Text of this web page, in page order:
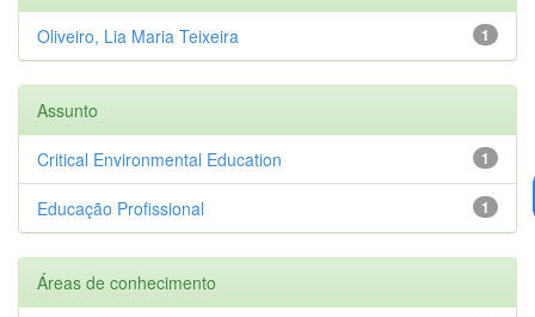
1
Oliveiro, Lia Maria Teixeira
Assunto
1
Critical Environmental Education
1
Educação Profissional
Áreas de conhecimento